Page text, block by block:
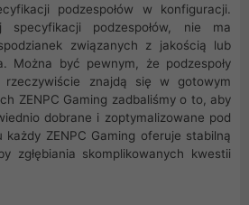
podzespołów w konfiguracji.
specyfikacji podzespołów, nie ma
związanych z jakością lub
Można być pewnym, że podzespoły
znajdą się w gotowym
ZENPC Gaming zadbaliśmy o to, aby
dobrane i zoptymalizowane pod
ZENPC Gaming oferuje stabilną
zgłębiania skomplikowanych kwestii